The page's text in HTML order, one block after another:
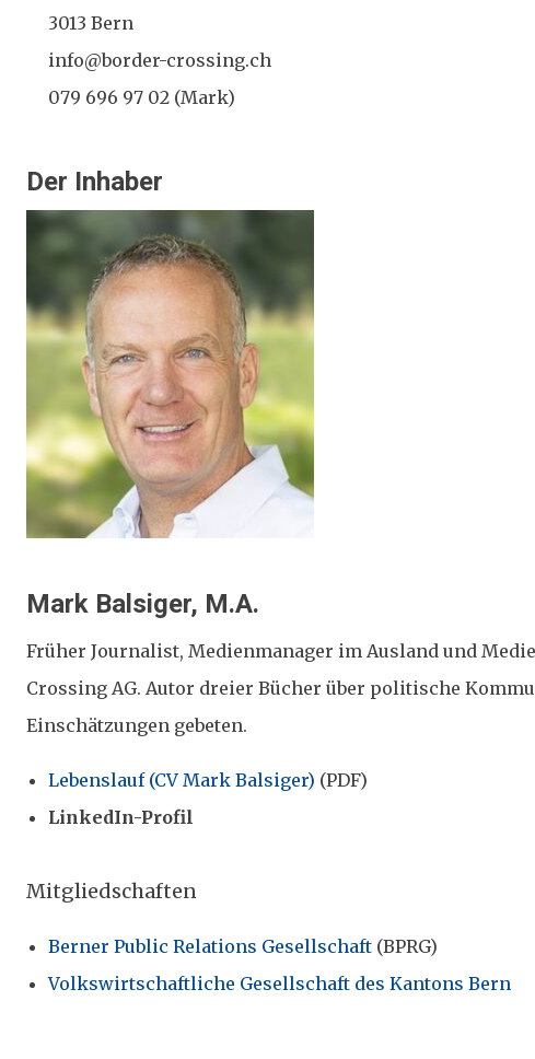
3013 Bern
info@border-crossing.ch
079 696 97 02 (Mark)
Der Inhaber
Mark Balsiger, M.A.
Früher Journalist, Medienmanager im Ausland und
Crossing AG. Autor dreier Bücher über politische
Einschätzungen gebeten.
Lebenslauf (CV Mark Balsiger) (PDF)
LinkedIn-Profil
Mitgliedschaften
Berner Public Relations Gesellschaft (BPRG)
Volkswirtschaftliche Gesellschaft des Kantons Bern